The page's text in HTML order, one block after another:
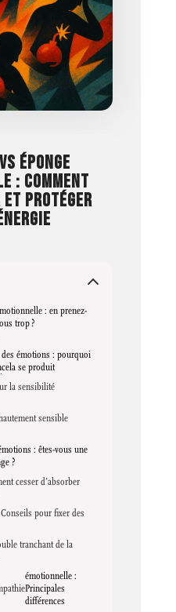
ÉPONGE
: COMMENT
PROTÉGER
: en prenez-
trop ?
des émotions : pourquoi
cela se produit
la sensibilité
sensible
: êtes-vous une
?
cesser d’absorber
pour fixer des
tranchant de la
émotionnelle :
Principales
différences